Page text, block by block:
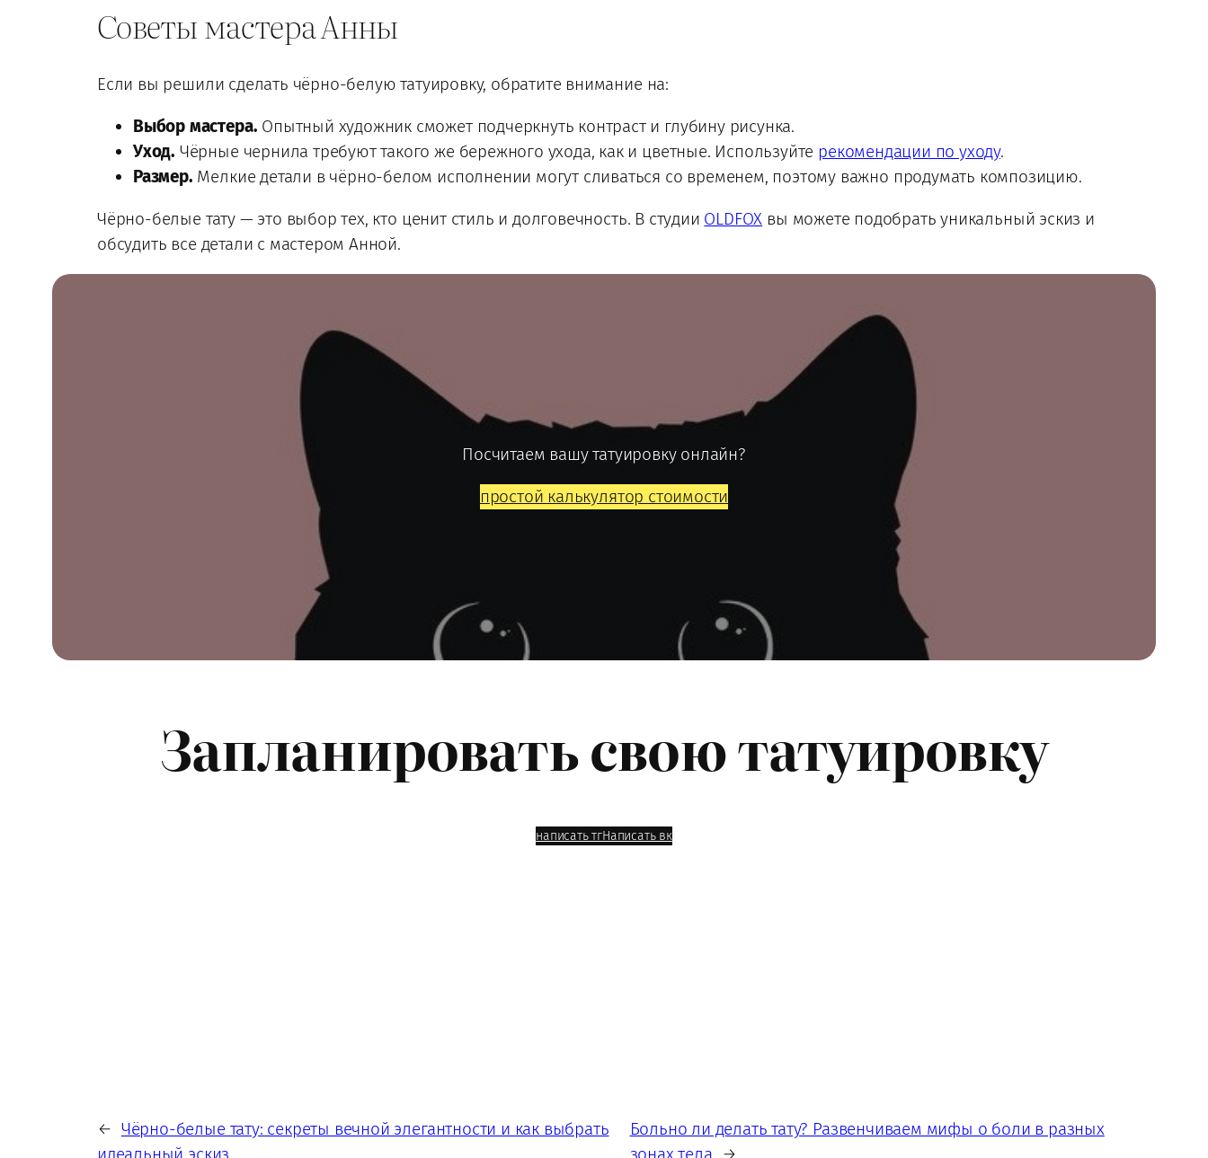
Советы мастера Анны
Если вы решили сделать чёрно-белую татуировку, обратите внимание на:
Выбор мастера. Опытный художник сможет подчеркнуть контраст и глубину рисунка.
Уход. Чёрные чернила требуют такого же бережного ухода, как и цветные. Используйте рекомендации по уходу.
Размер. Мелкие детали в чёрно-белом исполнении могут сливаться со временем, поэтому важно продумать композицию.
Чёрно-белые тату — это выбор тех, кто ценит стиль и долговечность. В студии OLDFOX вы можете подобрать уникальный эскиз и
обсудить все детали с мастером Анной.
Посчитаем вашу татуировку онлайн?
простой калькулятор стоимости
Запланировать свою татуировку
написать тгНаписать вк
← Чёрно-белые тату: секреты вечной элегантности и как выбрать
Больно ли делать тату? Развенчиваем мифы о боли в разных